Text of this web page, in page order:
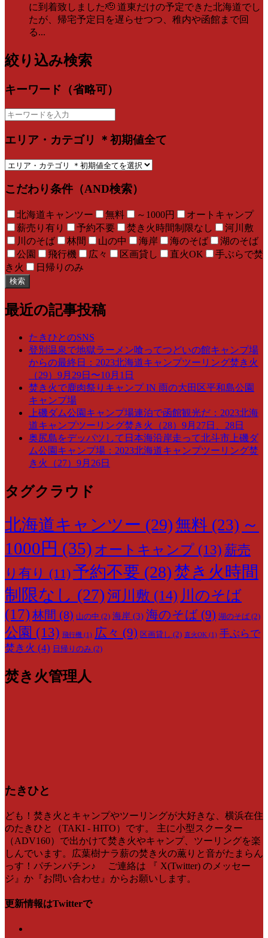
に到着致しました🫡 道東だけの予定できた北海道でし
たが、帰宅予定日を遅らせつつ、稚内や函館まで回
る...
絞り込み検索
キーワード（省略可）
エリア・カテゴリ ＊初期値全て
こだわり条件（AND検索）
北海道キャンツー 無料 ～1000円
オートキャンプ
薪売り有り
予約不要 焚き火時間制限なし
河川敷
川のそば
林間 山の中 海岸 海のそば
湖のそば
公園
飛行機 広々 区画貸し 直火OK
手ぶらで焚
き火
日帰りのみ
検索
最近の記事投稿
たきひとのSNS
登別温泉で地獄ラーメン喰ってつどいの館キャンプ場
からの最終日：2023北海道キャンプツーリング焚き火
（29）9月29日〜10月1日
焚き火で鹿肉祭りキャンプ IN 雨の大田区平和島公園
キャンプ場
上磯ダム公園キャンプ場連泊で函館観光だ：2023北海
道キャンプツーリング焚き火（28）9月27日、28日
奥尻島をデッパツして日本海沿岸走って北斗市上磯ダ
ム公園キャンプ場：2023北海道キャンプツーリング焚
き火（27）9月26日
タグクラウド
北海道キャンツー (29)無料 (23) ～
1000円 (35) オートキャンプ (13) 薪売
り有り (11)予約不要 (28)焚き火時間
制限なし (27)河川敷 (14) 川のそば
(17)林間 (8) 山の中 (2) 海岸 (3) 海のそば (9) 湖のそば (2)
公園 (13) 飛行機 (1) 広々 (9) 区画貸し (2) 直火OK (1) 手ぶらで
焚き火 (4) 日帰りのみ (2)
焚き火管理人
たきひと
ども！焚き火とキャンプやツーリングが大好きな、横浜在住
のたきひと（TAKI - HITO）です。 主に小型スクーター
（ADV160）で出かけて焚き火やキャンプ、ツーリングを楽
しんでいます。広葉樹ナラ薪の焚き火の薫りと音がたまらん
っす！パチンパチン♪ ご連絡は 『 X(Twitter) のメッセー
ジ』か『お問い合わせ』からお願いします。
更新情報はTwitterで